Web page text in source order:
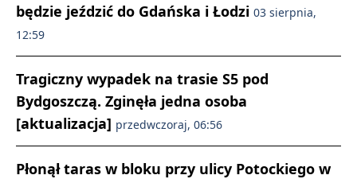
będzie jeździć do Gdańska i Łodzi 03 sierpnia,
12:59
Tragiczny wypadek na trasie S5 pod
Bydgoszczą. Zginęła jedna osoba
[aktualizacja] przedwczoraj, 06:56
Płonął taras w bloku przy ulicy Potockiego w